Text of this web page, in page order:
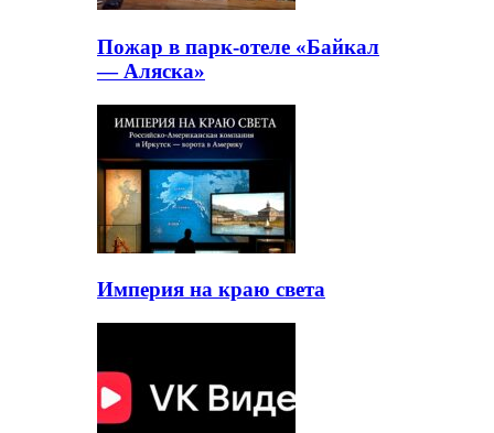
Пожар в парк-отеле «Байкал
— Аляска»
Империя на краю света